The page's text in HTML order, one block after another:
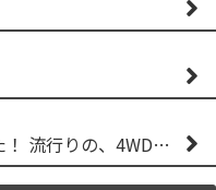
今日は、乗用草刈機の納品でした！ 流行りの、4WD！ #イセキアグリ #オーレック #四駆 #増税間近